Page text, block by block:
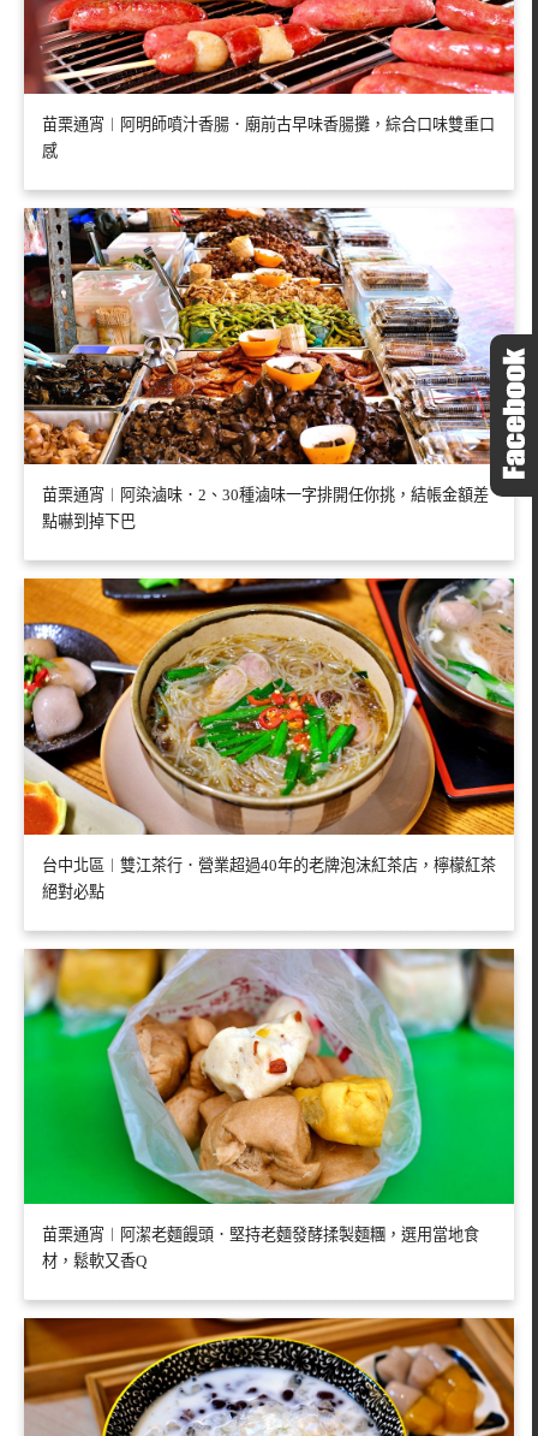
苗栗通宵︱阿明師噴汁香腸．廟前古早味香腸攤，綜合口味雙重口
感
苗栗通宵︱阿染滷味．2、30種滷味一字排開任你挑，結帳金額差
點嚇到掉下巴
台中北區︱雙江茶行．營業超過40年的老牌泡沫紅茶店，檸檬紅茶
絕對必點
苗栗通宵︱阿潔老麵饅頭．堅持老麵發酵揉製麵糰，選用當地食
材，鬆軟又香Q